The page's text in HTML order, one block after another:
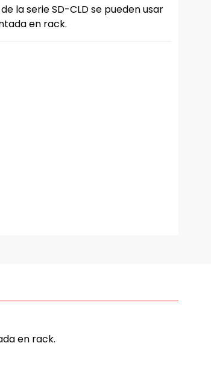
la serie SD-CLD se pueden usar
en rack.
en rack.